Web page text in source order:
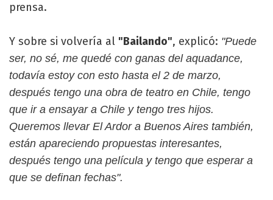
prensa.
Y sobre si volvería al "Bailando", explicó: "Puede
ser, no sé, me quedé con ganas del aquadance,
todavía estoy con esto hasta el 2 de marzo,
después tengo una obra de teatro en Chile, tengo
que ir a ensayar a Chile y tengo tres hijos.
Queremos llevar El Ardor a Buenos Aires también,
están apareciendo propuestas interesantes,
después tengo una película y tengo que esperar a
que se definan fechas".